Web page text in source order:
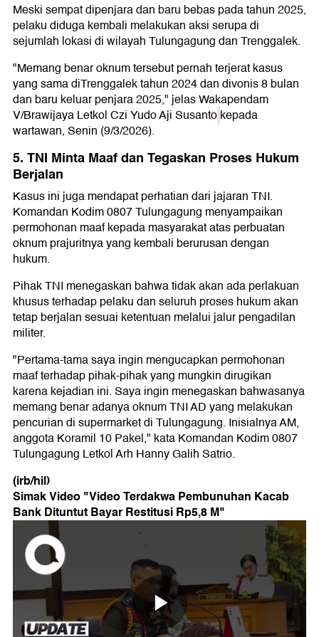
Meski sempat dipenjara dan baru bebas pada tahun 2025,
pelaku diduga kembali melakukan aksi serupa di
sejumlah lokasi di wilayah Tulungagung dan Trenggalek.
"Memang benar oknum tersebut pernah terjerat kasus
yang sama diTrenggalek tahun 2024 dan divonis 8 bulan
dan baru keluar penjara 2025," jelas Wakapendam
V/Brawijaya Letkol Czi Yudo Aji Susantokepada
wartawan, Senin (9/3/2026).
5. TNI Minta Maaf dan Tegaskan Proses Hukum
Berjalan
Kasus ini juga mendapat perhatian dari jajaran TNI.
Komandan Kodim 0807 Tulungagung menyampaikan
permohonan maaf kepada masyarakat atas perbuatan
oknum prajuritnya yang kembali berurusan dengan
hukum.
Pihak TNI menegaskan bahwa tidak akan ada perlakuan
khusus terhadap pelaku dan seluruh proses hukum akan
tetap berjalan sesuai ketentuan melalui jalur pengadilan
militer.
"Pertama-tama saya ingin mengucapkan permohonan
maaf terhadap pihak-pihak yang mungkin dirugikan
karena kejadian ini. Saya ingin menegaskan bahwasanya
memang benar adanya oknum TNI AD yang melakukan
pencurian di supermarket di Tulungagung. Inisialnya AM,
anggota Koramil 10 Pakel," kata Komandan Kodim 0807
Tulungagung Letkol Arh Hanny Galih Satrio.
(irb/hil)
Simak Video "Video Terdakwa Pembunuhan Kacab
Bank Dituntut Bayar Restitusi Rp5,8 M"